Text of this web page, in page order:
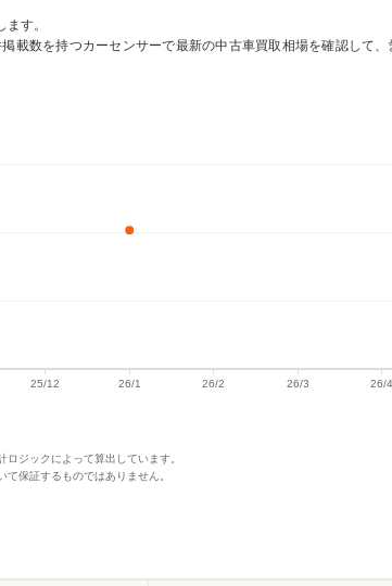
す。
載数を持つカーセンサーで最新の中古車買取相場を確認して
ジックによって算出しています。
保証するものではありません。